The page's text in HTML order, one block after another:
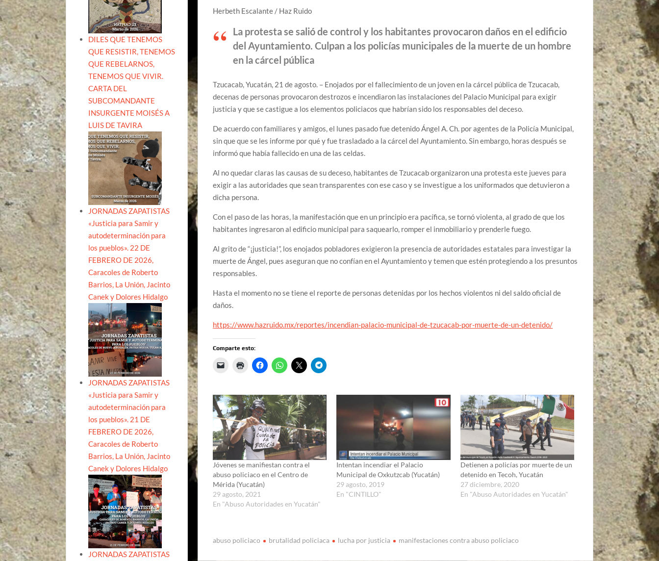
Herbeth Escalante / Haz Ruido
La protesta se salió de control y los habitantes provocaron daños en el edificio
del Ayuntamiento. Culpan a los policías municipales de la muerte de un hombre
en la cárcel pública
Tzucacab, Yucatán, 21 de agosto. – Enojados por el fallecimiento de un joven en la cárcel pública de Tzucacab,
decenas de personas provocaron destrozos e incendiaron las instalaciones del Palacio Municipal para exigir
justicia y que se castigue a los elementos policiacos que habrían sido los responsables del deceso.
De acuerdo con familiares y amigos, el lunes pasado fue detenido Ángel A. Ch. por agentes de la Policía Municipal,
sin que que se les informe por qué y fue trasladado a la cárcel del Ayuntamiento. Sin embargo, horas después se
informó que había fallecido en una de las celdas.
Al no quedar claras las causas de su deceso, habitantes de Tzucacab organizaron una protesta este jueves para
exigir a las autoridades que sean transparentes con ese caso y se investigue a los uniformados que detuvieron a
dicha persona.
Con el paso de las horas, la manifestación que en un principio era pacífica, se tornó violenta, al grado de que los
habitantes ingresaron al edificio municipal para saquearlo, romper el inmobiliario y prenderle fuego.
Al grito de “¡justicia!”, los enojados pobladores exigieron la presencia de autoridades estatales para investigar la
muerte de Ángel, pues aseguran que no confían en el Ayuntamiento y temen que estén protegiendo a los presuntos
responsables.
Hasta el momento no se tiene el reporte de personas detenidas por los hechos violentos ni del saldo oficial de
daños.
https://www.hazruido.mx/reportes/incendian-palacio-municipal-de-tzucacab-por-muerte-de-un-detenido/
Comparte esto:
Jóvenes se manifiestan contra el
abuso policiaco en el Centro de
Mérida (Yucatán)
29 agosto, 2021
En "Abuso Autoridades en Yucatán"
Intentan incendiar el Palacio
Municipal de Oxkutzcab (Yucatán)
29 agosto, 2019
En "CINTILLO"
Detienen a policías por muerte de un
detenido en Tecoh, Yucatán
27 diciembre, 2020
En "Abuso Autoridades en Yucatán"
abuso policiaco brutalidad policiaca lucha por justicia manifestaciones contra abuso policiaco
DILES QUE TENEMOS
QUE RESISTIR, TENEMOS
QUE REBELARNOS,
TENEMOS QUE VIVIR.
CARTA DEL
SUBCOMANDANTE
INSURGENTE MOISÉS A
LUIS DE TAVIRA
JORNADAS ZAPATISTAS
«Justicia para Samir y
autodeterminación para
los pueblos». 22 DE
FEBRERO DE 2026,
Caracoles de Roberto
Barrios, La Unión, Jacinto
Canek y Dolores Hidalgo
JORNADAS ZAPATISTAS
«Justicia para Samir y
autodeterminación para
los pueblos». 21 DE
FEBRERO DE 2026,
Caracoles de Roberto
Barrios, La Unión, Jacinto
Canek y Dolores Hidalgo
JORNADAS ZAPATISTAS